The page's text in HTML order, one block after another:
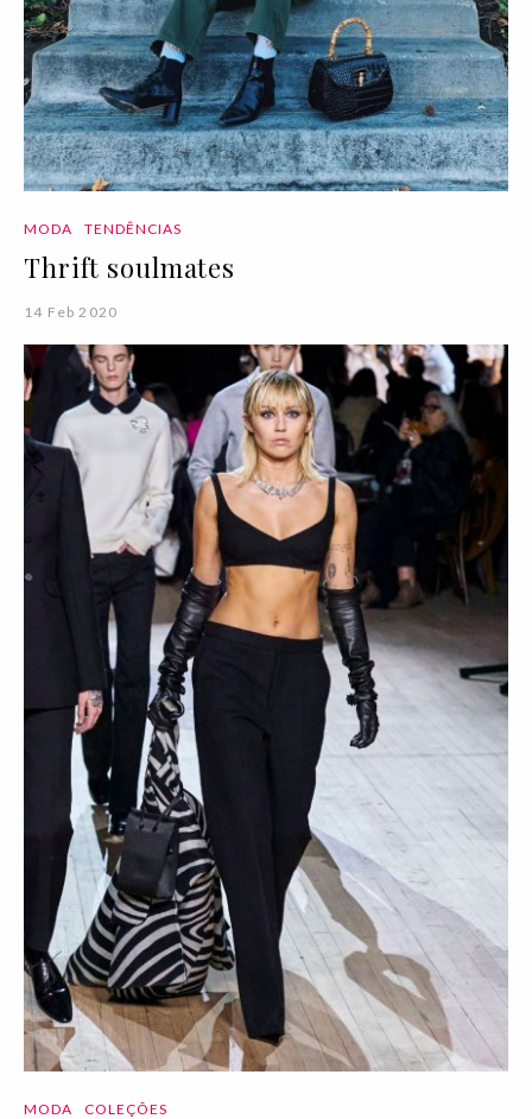
MODA TENDÊNCIAS
Thrift soulmates
14 Feb 2020
MODA COLEÇÕES